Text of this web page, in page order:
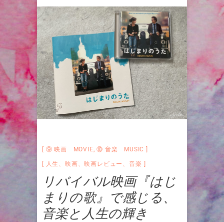
⑨ 映画 MOVIE,⑩ 音楽 MUSIC
人生 、映画 、映画レビュー 、音楽
リバイバル映画『はじ
まりの歌』で感じる、
音楽と人生の輝き